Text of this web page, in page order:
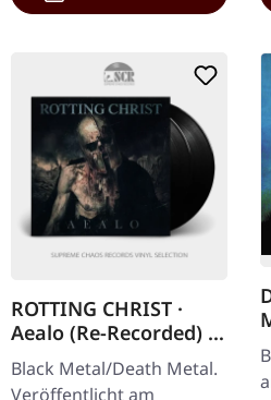
ROTTING CHRIST ·
Aealo (Re-Recorded) |
BLACK 2LP
Black Metal/Death Metal.
Veröffentlicht am